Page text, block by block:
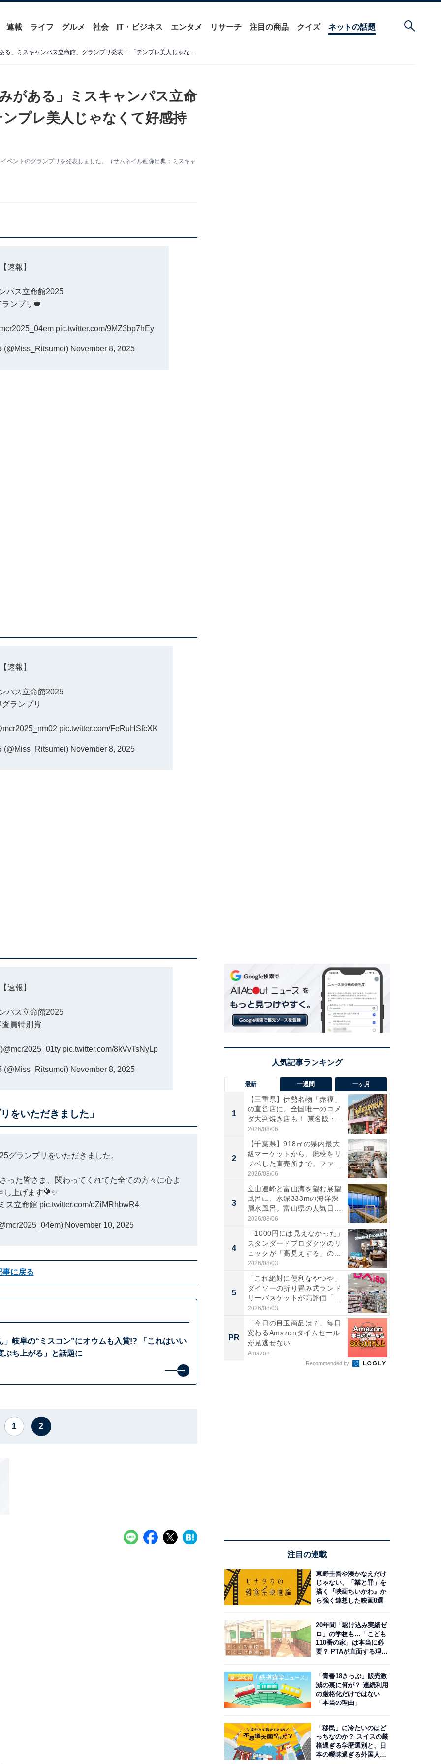
連載 ライフ グルメ 社会 IT・ビジネス エンタメ リサーチ 注目の商品 クイズ ネットの話題
「デビュー当時の前田敦子みがある」ミスキャンパス立命館、グランプリ発表！ 「テンプレ美人じゃなくて好感持てる」
がある」ミスキャンパス立命
プレ美人じゃなくて好感持
ベントのグランプリを発表しました。（サムネイル画像出典：ミスキャ
【速報】
パス立命館2025
ランプリ👑
pic.twitter.com/9MZ3bp7hEy
November 8, 2025
【速報】
パス立命館2025
ランプリ
pic.twitter.com/FeRuHSfcXK
November 8, 2025
【速報】
パス立命館2025
査員特別賞
@mcr2025_01ty pic.twitter.com/8kVvTsNyLp
November 8, 2025
をいただきました」
グランプリをいただきました。
った皆さま、関わってくれてた全ての方々に心よ
し上げます💐✨
ス立命館 pic.twitter.com/qZiMRhbwR4
November 10, 2025
事に戻る
」岐阜の“ミスコン”にオウムも入賞!? 「これはいい
ぶち上がる」と話題に
1 2
最新 一週間 一ヶ月
1
【三重県】伊勢名物「赤福」
の直営店に、全国唯一のコメ
ダ大判焼き店も！ 東名阪・
伊...
2026/08/06
2
【千葉県】918㎡の県内最大
級マーケットから、廃校をリ
ノベした直売所まで。ファ
ー...
2026/08/06
3
立山連峰と富山湾を望む展望
風呂に、水深333mの海洋深
層水風呂。富山県の人気日
帰...
2026/08/06
4
「1000円には見えなかった」
スタンダードプロダクツのリ
ュックが「高見えする」の...
2026/08/03
5
「これ絶対に便利なやつや」
ダイソーの折り畳み式ランド
リーバスケットが高評価「使
わ...
2026/08/03
PR
「今日の目玉商品は？」毎日
変わるAmazonタイムセール
が見逃せない
Amazon
Recommended by
注目の連載
東野圭吾や湊かなえだけ
じゃない、「業と罪」を
描く『映画ちいかわ』か
ら強く連想した映画8選
20年間「駆け込み実績ゼ
ロ」の学校も…「こども
110番の家」は本当に必
要？ PTAが直面する理想
「青春18きっぷ」販売激
減の裏に何が？ 連続利用
の厳格化だけではない
「本当の理由」
「移民」に冷たいのはど
っちなのか？ スイスの厳
格過ぎる学歴選別と、日
本の曖昧過ぎる外国人政